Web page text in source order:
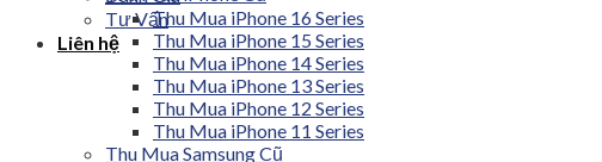
Tư Vấn
Liên hệ
Thu Mua iPhone 16 Series
Thu Mua iPhone 15 Series
Thu Mua iPhone 14 Series
Thu Mua iPhone 13 Series
Thu Mua iPhone 12 Series
Thu Mua iPhone 11 Series
Thu Mua Samsung Cũ